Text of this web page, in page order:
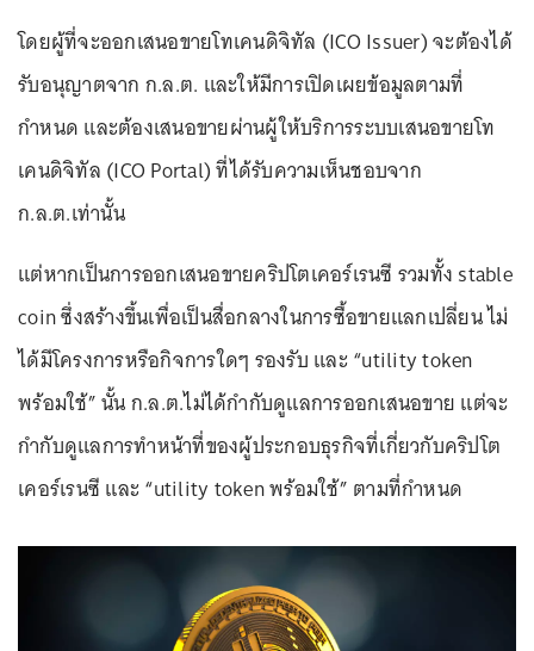
โดยผู้ที่จะออกเสนอขายโทเคนดิจิทัล (ICO Issuer) จะต้องได้
รับอนุญาตจาก ก.ล.ต. และให้มีการเปิดเผยข้อมูลตามที่
กำหนด และต้องเสนอขายผ่านผู้ให้บริการระบบเสนอขายโท
เคนดิจิทัล (ICO Portal) ที่ได้รับความเห็นชอบจาก
ก.ล.ต.เท่านั้น
แต่หากเป็นการออกเสนอขายคริปโตเคอร์เรนซี รวมทั้ง stable
coin ซึ่งสร้างขึ้นเพื่อเป็นสื่อกลางในการซื้อขายแลกเปลี่ยน ไม่
ได้มีโครงการหรือกิจการใดๆ รองรับ และ “utility token
พร้อมใช้” นั้น ก.ล.ต.ไม่ได้กำกับดูแลการออกเสนอขาย แต่จะ
กำกับดูแลการทำหน้าที่ของผู้ประกอบธุรกิจที่เกี่ยวกับคริปโต
เคอร์เรนซี และ “utility token พร้อมใช้” ตามที่กำหนด